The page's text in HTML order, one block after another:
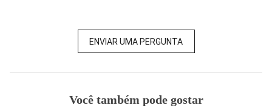
ENVIAR UMA PERGUNTA
Você também pode gostar